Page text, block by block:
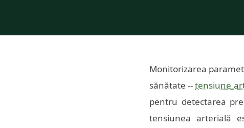
Monitorizarea
sănătate --tensiune
pentru detectarea
tensiunea arterială